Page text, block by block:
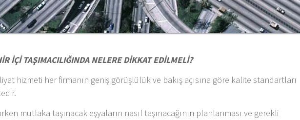
İÇİ TAŞIMACILIĞINDA NELERE DİKKAT EDİLMELİ?
hizmeti her firmanın geniş görüşlülük ve bakış açısına göre kalite standartları
mutlaka taşınacak eşyaların nasıl taşınacağının planlanması ve gerekli